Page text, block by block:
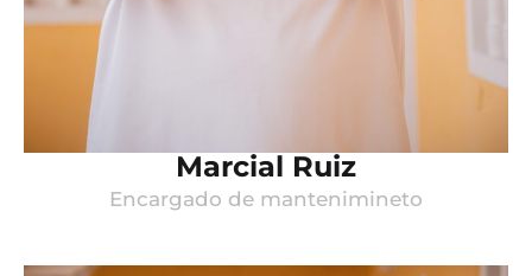
Marcial Ruiz
Encargado de mantenimineto